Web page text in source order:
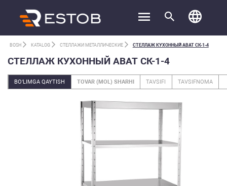
BOSH KATALOG СТЕЛЛАЖИ МЕТАЛЛИЧЕСКИЕ СТЕЛЛАЖ КУХОННЫЙ ABAT СК-1-4
СТЕЛЛАЖ КУХОННЫЙ ABAT СК-1-4
BO‘LIMGA QAYTISH TOVAR (MOL) SHARHI TAVSIFI TAVSIFNOMA